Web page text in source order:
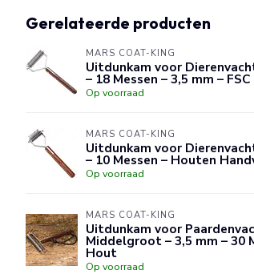
Gerelateerde producten
MARS COAT-KING
Uitdunkam voor
– 18 Messen – 3,5 mm –
Op voorraad
MARS COAT-KING
Uitdunkam voor
– 10 Messen – Houten
Op voorraad
MARS COAT-KING
Uitdunkam voor
Middelgroot – 3,5 mm – 30
Hout
Op voorraad